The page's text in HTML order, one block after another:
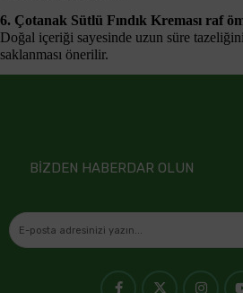
6. Çotanak Sütlü Fındık Kreması raf
Doğal içeriği sayesinde uzun süre
saklanması önerilir.
BİZDEN HABERDAR OLUN